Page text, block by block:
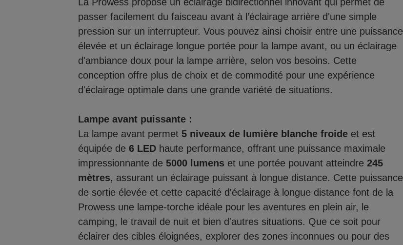
passer facilement du faisceau avant à l’éclairage arrière d'une simple
pression sur un interrupteur. Vous pouvez ainsi choisir entre une puissance
élevée et un éclairage longue portée pour la lampe avant, ou un éclairage
d'ambiance doux pour la lampe arrière, selon vos besoins. Cette
conception offre plus de choix et de commodité pour une expérience
d'éclairage optimale dans une grande variété de situations.
Lampe avant puissante :
La lampe avant permet 5 niveaux de lumière blanche froide et est
équipée de6 LED haute performance, offrant une puissance maximale
impressionnante de 5000 lumens et une portée pouvant atteindre245
mètres, assurant un éclairage puissant à longue distance. Cette puissance
de sortie élevée et cette capacité d'éclairage à longue distance font de la
Prowess une lampe-torche idéale pour les aventures en plein air, le
camping, le travail de nuit et bien d'autres situations. Que ce soit pour
éclairer des cibles éloignées, explorer des zones inconnues ou pour des